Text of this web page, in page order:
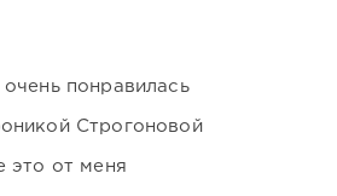
понравилась
Строгоновой
это от меня